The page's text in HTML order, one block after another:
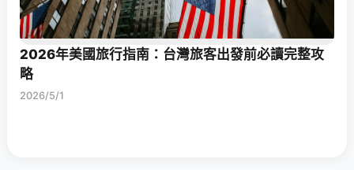
2026年美國旅行指南：台灣旅客出發前必讀完整攻
略
2026/5/1